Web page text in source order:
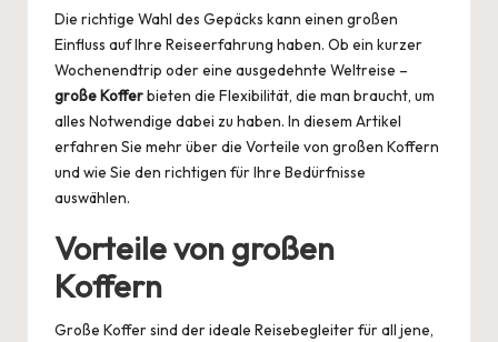
Die richtige Wahl des Gepäcks kann einen großen
Einfluss auf Ihre Reiseerfahrung haben. Ob ein kurzer
Wochenendtrip oder eine ausgedehnte Weltreise –
große Kofferbieten die Flexibilität, die man braucht, um
alles Notwendige dabei zu haben. In diesem Artikel
erfahren Sie mehr über die Vorteile von großen Koffern
und wie Sie den richtigen für Ihre Bedürfnisse
auswählen.
Vorteile von großen
Koffern
Große Koffer sind der ideale Reisebegleiter für all jene,